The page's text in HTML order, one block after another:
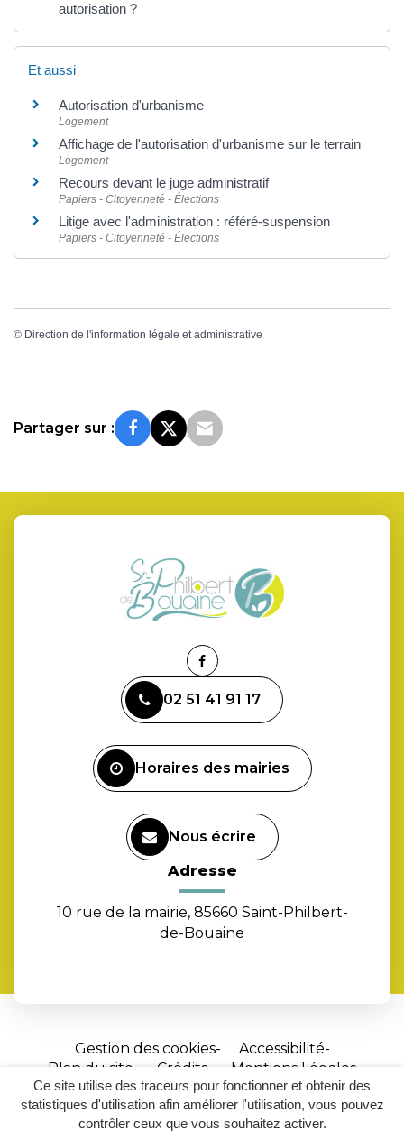
Ce site utilise des traceurs pour fonctionner et obtenir des
statistiques d'utilisation afin améliorer l'utilisation, vous pouvez
contrôler ceux que vous souhaitez activer.
autorisation ?
Et aussi
Autorisation d'urbanisme
Logement
Affichage de l'autorisation d'urbanisme sur le terrain
Logement
Recours devant le juge administratif
Papiers - Citoyenneté - Élections
Litige avec l'administration : référé-suspension
Papiers - Citoyenneté - Élections
© Direction de l'information légale et administrative
Partager sur :
Lien
le
compte
02 51 41 91 17
Horaires des mairies
Nous écrire
Adresse
10 rue de la mairie, 85660 Saint-Philbert-
de-Bouaine
Gestion des cookies
Accessibilité
Plan du site
Crédits
Mentions Légales
Site
réalisé